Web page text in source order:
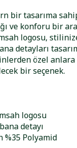
bir tasarıma
ve konforu bir
logosu,
detayları
özel
bir seçenek.
logosu
detayı
%35 Polyamid